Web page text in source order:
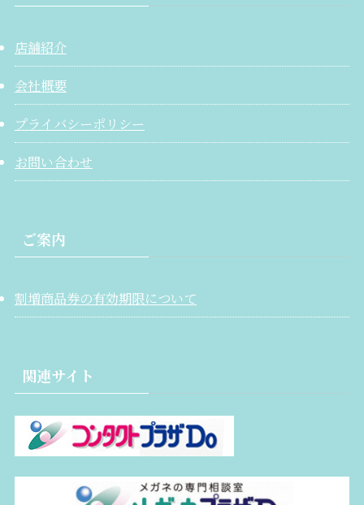
店舗紹介
会社概要
プライバシーポリシー
お問い合わせ
ご案内
割増商品券の有効期限について
関連サイト